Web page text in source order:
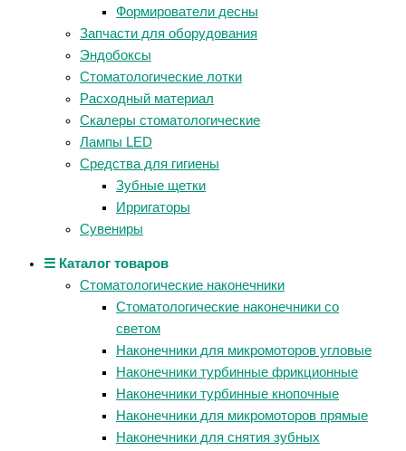
Формирователи десны
Запчасти для оборудования
Эндобоксы
Стоматологические лотки
Расходный материал
Скалеры стоматологические
Лампы LED
Средства для гигиены
Зубные щетки
Ирригаторы
Сувениры
☰ Каталог товаров
Стоматологические наконечники
Стоматологические наконечники со
светом
Наконечники для микромоторов угловые
Наконечники турбинные фрикционные
Наконечники турбинные кнопочные
Наконечники для микромоторов прямые
Наконечники для снятия зубных